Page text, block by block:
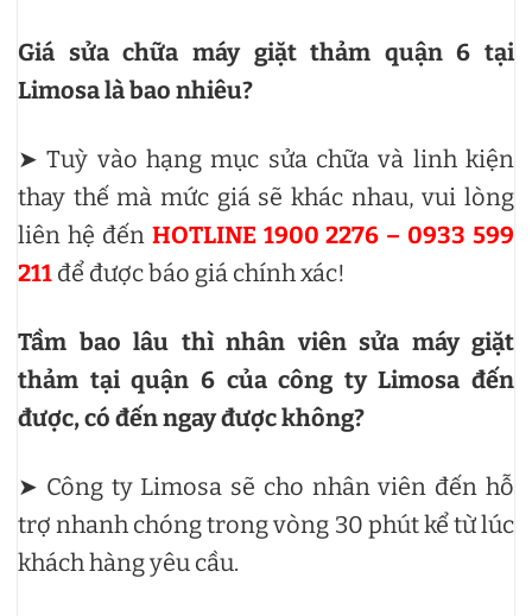
Giá sửa chữa máy giặt thảm quận 6 tại
Limosa là bao nhiêu?
➤ Tuỳ vào hạng mục sửa chữa và linh kiện
thay thế mà mức giá sẽ khác nhau, vui lòng
liên hệ đến HOTLINE 1900 2276 – 0933 599
211 để được báo giá chính xác!
Tầm bao lâu thì nhân viên sửa máy giặt
thảm tại quận 6 của công ty Limosa đến
được, có đến ngay được không?
➤ Công ty Limosa sẽ cho nhân viên đến hỗ
trợ nhanh chóng trong vòng 30 phút kể từ lúc
khách hàng yêu cầu.